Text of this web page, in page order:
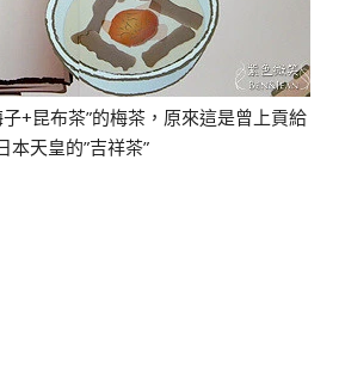
子+昆布茶”的梅茶，原來這是曾上貢給
本天皇的”吉祥茶”